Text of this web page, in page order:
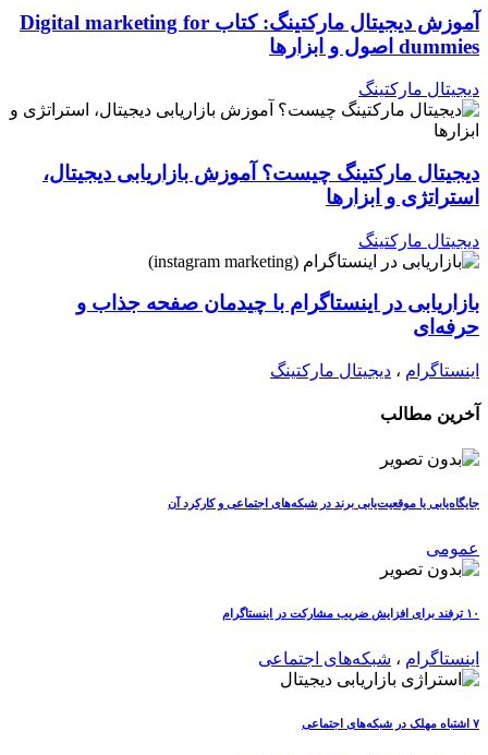
آموزش دیجیتال مارکتینگ: کتاب Digital marketing for
dummies اصول و ابزارها
دیجیتال مارکتینگ
دیجیتال مارکتینگ چیست؟ آموزش بازاریابی دیجیتال،
استراتژی و ابزارها
دیجیتال مارکتینگ
بازاریابی در اینستاگرام با چیدمان صفحه جذاب و
حرفه‌ای
اینستاگرام ، دیجیتال مارکتینگ
آخرین مطالب
جایگاه‌یابی یا موقعیت‌یابی برند در شبکه‌های اجتماعی و کارکرد آن
عمومی
۱۰ ترفند برای افزایش ضریب مشارکت در اینستاگرام
اینستاگرام ، شبکه‌های اجتماعی
۷ اشتباه مهلک در شبکه‌های اجتماعی